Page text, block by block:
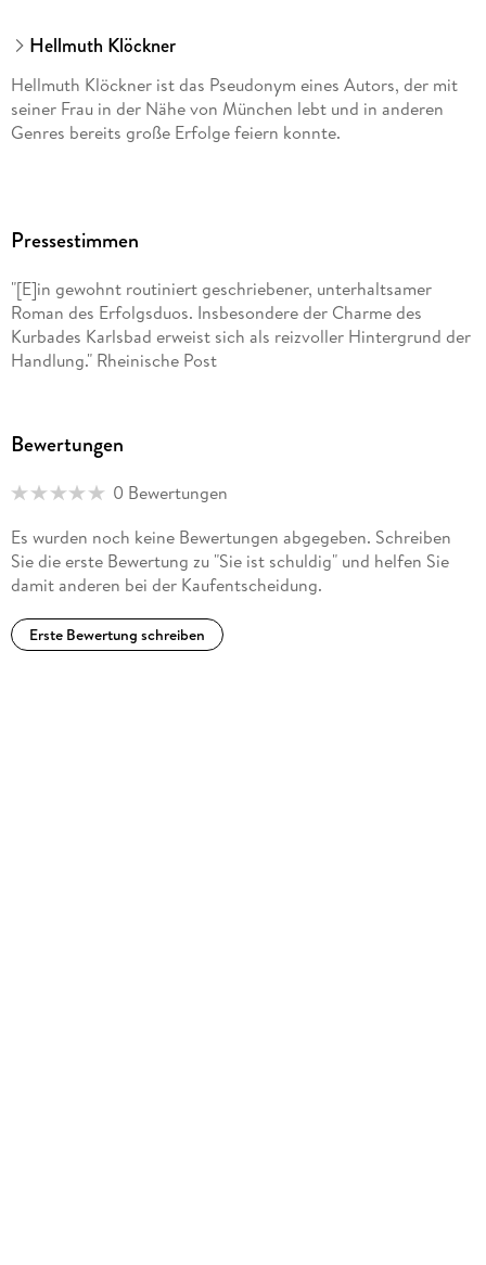
Hellmuth Klöckner
Hellmuth Klöckner ist das Pseudonym eines Autors, der mit
seiner Frau in der Nähe von München lebt und in anderen
Genres bereits große Erfolge feiern konnte.
Pressestimmen
"[E]in gewohnt routiniert geschriebener, unterhaltsamer
Roman des Erfolgsduos. Insbesondere der Charme des
Kurbades Karlsbad erweist sich als reizvoller Hintergrund der
Handlung." Rheinische Post
Bewertungen
0 Bewertungen
Es wurden noch keine Bewertungen abgegeben. Schreiben
Sie die erste Bewertung zu "Sie ist schuldig" und helfen Sie
damit anderen bei der Kaufentscheidung.
Erste Bewertung schreiben